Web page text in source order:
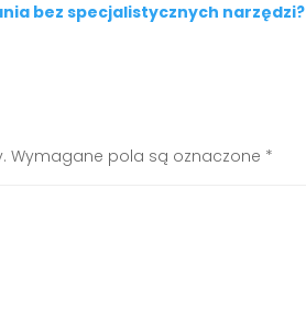
bez specjalistycznych narzędzi?
Wymagane pola są oznaczone *